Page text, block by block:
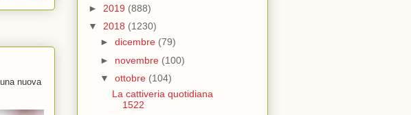
nuova
► 2019 (888)
▼ 2018 (1230)
► dicembre (79)
► novembre (100)
▼ ottobre (104)
La cattiveria quotidiana
1522